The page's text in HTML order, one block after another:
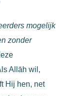
mogelijk
zonder
Allāh wil,
Hij hen, net